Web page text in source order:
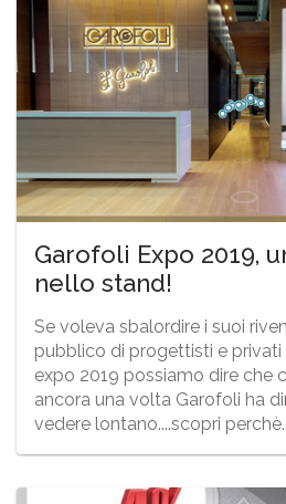
Garofoli Expo 2019,
nello stand!
Se voleva sbalordire i suoi
pubblico di progettisti e
expo 2019 possiamo dire che
ancora una volta Garofoli ha
vedere lontano....scopri perchè..